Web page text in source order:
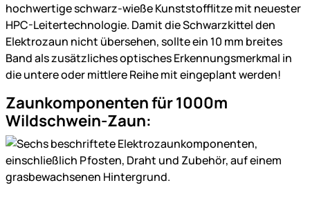
hochwertige schwarz-wieße Kunststofflitze mit neuester
HPC-Leitertechnologie. Damit die Schwarzkittel den
Elektrozaun nicht übersehen, sollte ein 10 mm breites
Band als zusätzliches optisches Erkennungsmerkmal in
die untere oder mittlere Reihe mit eingeplant werden!
Zaunkomponenten für 1000m
Wildschwein-Zaun: